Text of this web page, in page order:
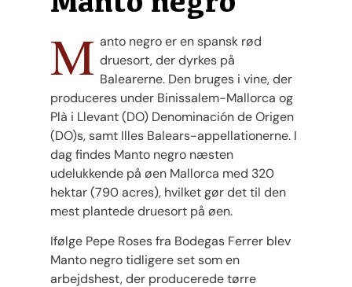
M anto negro er en spansk rød
druesort, der dyrkes på
Balearerne. Den bruges i vine, der
produceres under Binissalem-Mallorca og
Plà i Llevant (DO) Denominación de Origen
(DO)s, samt Illes Balears-appellationerne. I
dag findes Manto negro næsten
udelukkende på øen Mallorca med 320
hektar (790 acres), hvilket gør det til den
mest plantede druesort på øen.
Ifølge Pepe Roses fra Bodegas Ferrer blev
Manto negro tidligere set som en
arbejdshest, der producerede tørre